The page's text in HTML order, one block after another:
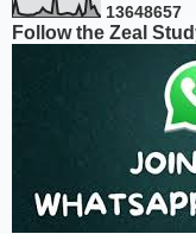
13648657
Follow the Zeal